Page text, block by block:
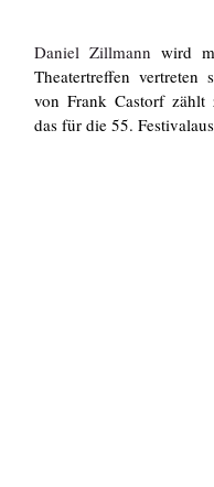
Daniel Zillmann wird
Theatertreffen
von Frank Castorf zählt
das für die 55.